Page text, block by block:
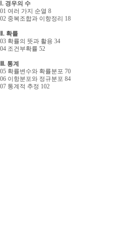
Ⅰ. 경우의 수
01 여러 가지 순열 8
02 중복조합과 이항정리 18
Ⅱ. 확률
03 확률의 뜻과 활용 34
04 조건부확률 52
Ⅲ. 통계
05 확률변수와 확률분포 70
06 이항분포와 정규분포 84
07 통계적 추정 102